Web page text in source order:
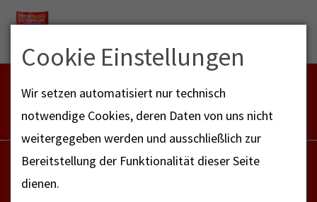
Menu
FEUERWEHR NOTFALL-RETTUNGSDIENST
112
POLIZEI
Cookie Einstellungen
Wir setzen automatisiert nur technisch
notwendige Cookies, deren Daten von uns nicht
weitergegeben werden und ausschließlich zur
Bereitstellung der Funktionalität dieser Seite
dienen.